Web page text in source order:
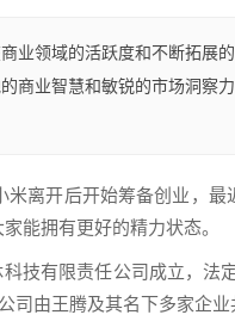
业领域的活跃度和不断拓展
商业智慧和敏锐的市场洞察
离开后开始筹备创业，最
能拥有更好的精力状态。
技有限责任公司成立，法
司由王腾及其名下多家企业